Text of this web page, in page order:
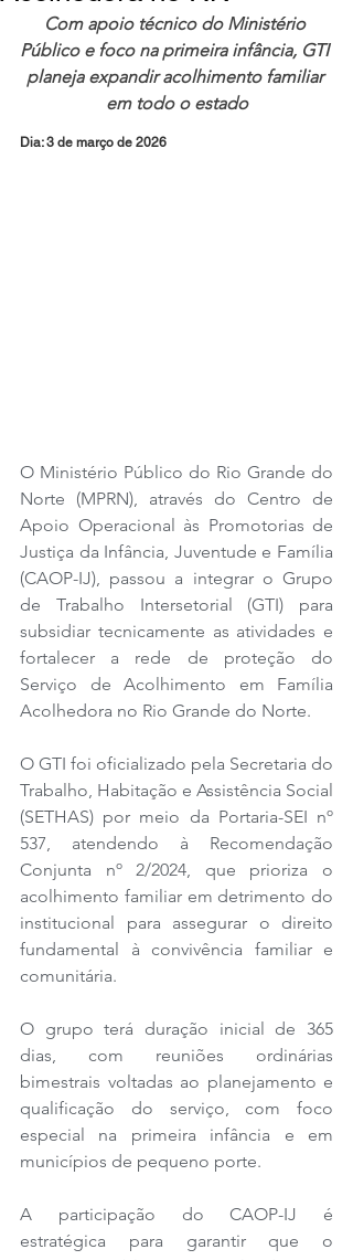
Com apoio técnico do Ministério
Público e foco na primeira infância, GTI
planeja expandir acolhimento familiar
em todo o estado
Dia: 3 de março de 2026
O Ministério Público do Rio Grande do
Norte (MPRN), através do Centro de
Apoio Operacional às Promotorias de
Justiça da Infância, Juventude e Família
(CAOP-IJ), passou a integrar o Grupo
de Trabalho Intersetorial (GTI) para
subsidiar tecnicamente as atividades e
fortalecer a rede de proteção do
Serviço de Acolhimento em Família
Acolhedora no Rio Grande do Norte.
O GTI foi oficializado pela Secretaria do
Trabalho, Habitação e Assistência Social
(SETHAS) por meio da Portaria-SEI nº
537, atendendo à Recomendação
Conjunta nº 2/2024, que prioriza o
acolhimento familiar em detrimento do
institucional para assegurar o direito
fundamental à convivência familiar e
comunitária.
O grupo terá duração inicial de 365
dias, com reuniões ordinárias
bimestrais voltadas ao planejamento e
qualificação do serviço, com foco
especial na primeira infância e em
municípios de pequeno porte.
A participação do CAOP-IJ é
estratégica para garantir que o